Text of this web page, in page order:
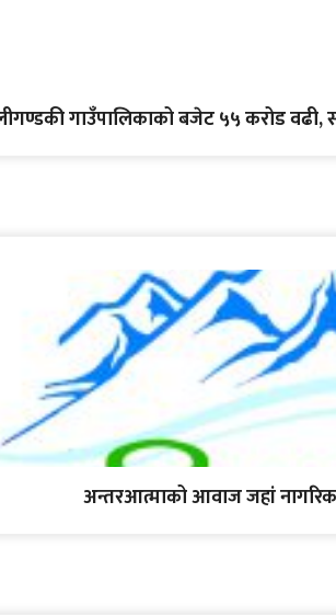
गाउँपालिकाको बजेट ५५ करोड वढी,
अन्तरआत्माको आवाज जहां